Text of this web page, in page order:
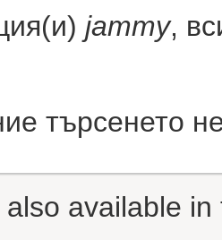
jammy,
търсенето
available